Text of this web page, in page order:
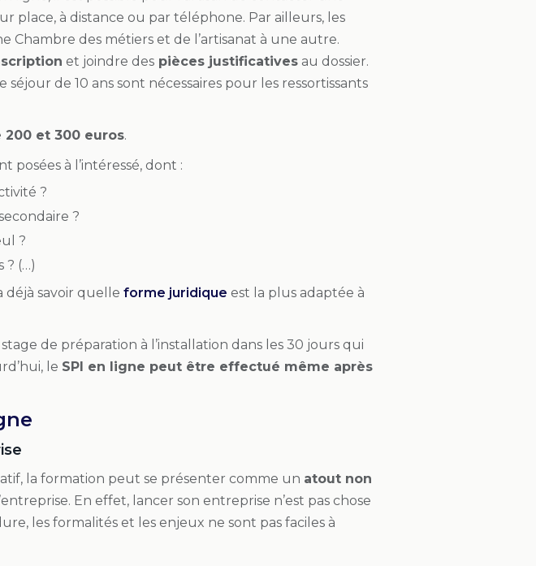
place, à distance ou par téléphone. Par ailleurs, les
Chambre des métiers et de l’artisanat à une autre.
et joindre des pièces justificatives au dossier.
de 10 ans sont nécessaires pour les ressortissants
200 et 300 euros.
posées à l’intéressé, dont :
?
?
?
? (…)
déjà savoir quelle forme juridique est la plus adaptée à
de préparation à l’installation dans les 30 jours qui
le SPI en ligne peut être effectué même après
la formation peut se présenter comme un atout non
En effet, lancer son entreprise n’est pas chose
les formalités et les enjeux ne sont pas faciles à